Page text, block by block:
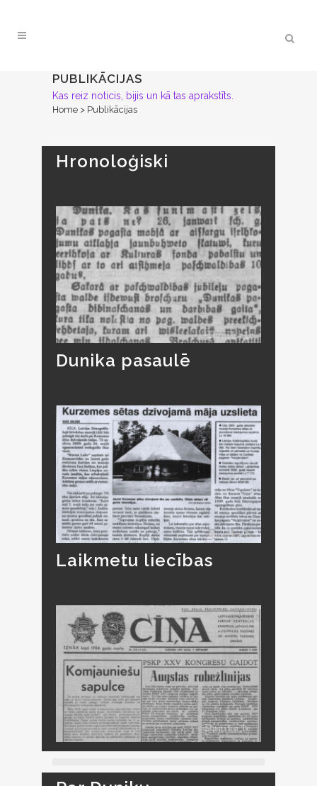
PUBLIKĀCIJAS
Kas reiz noticis, bijis un kā tas aprakstīts.
Home > Publikācijas
Hronoloģiski
Dunika pasaulē
Laikmetu liecības